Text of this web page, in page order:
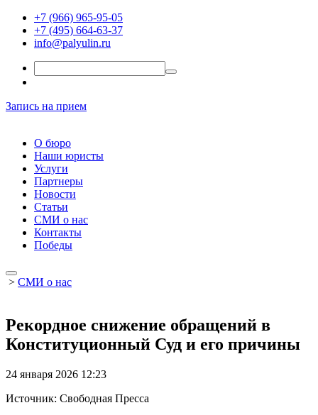
+7 (966) 965-95-05
+7 (495) 664-63-37
info@palyulin.ru
Запись на прием
О бюро
Наши юристы
Услуги
Партнеры
Новости
Статьи
СМИ о нас
Контакты
Победы
> СМИ о нас
Рекордное снижение обращений в
Конституционный Суд и его причины
24 января 2026 12:23
Источник: Свободная Пресса